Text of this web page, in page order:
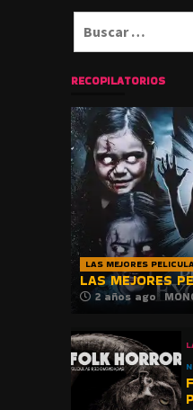
⋆
RECOPILATORIOS
LAS MEJORES
LAS MEJORES
2 años ago